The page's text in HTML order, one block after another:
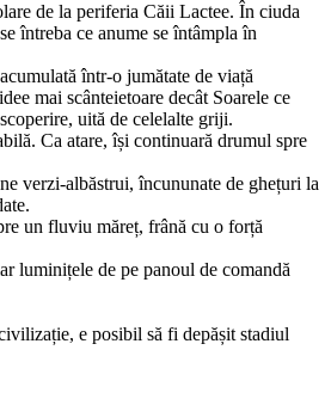
de la periferia Căii Lactee. În ciuda
întreba ce anume se întâmpla în
într-o jumătate de viață
mai scânteietoa­re decât Soarele ce
uită de celelalte griji.
Ca atare, își continuară drumul spre
verzi-albăstrui, încunu­nate de ghețuri la
un fluviu măreț, frână cu o forță
luminițele de pe panoul de comandă
e posibil să fi depășit stadiul